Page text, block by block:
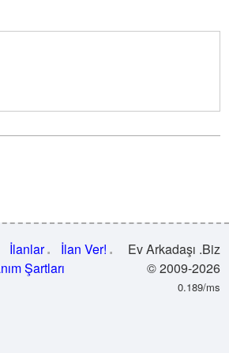
İlanlar
İlan Ver!
Şartları
Ev Arkadaşı .Biz
© 2009-2026
0.189/ms